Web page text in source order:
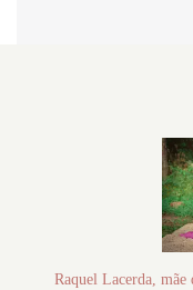
Raquel Lacerda,